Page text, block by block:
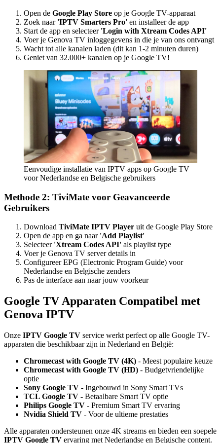
Open de Google Play Store op je Google TV-apparaat
Zoek naar 'IPTV Smarters Pro' en installeer de app
Start de app en selecteer 'Login with Xtream Codes API'
Voer je Genova TV inloggegevens in die je van ons ontvangt
Wacht tot alle kanalen laden (dit kan 1-2 minuten duren)
Geniet van 32.000+ kanalen op je Google TV!
Eenvoudige installatie van IPTV apps op Google TV
voor Nederlandse en Belgische gebruikers
Methode 2: TiviMate voor Geavanceerde
Gebruikers
Download TiviMate IPTV Player uit de Google Play Store
Open de app en ga naar 'Add Playlist'
Selecteer 'Xtream Codes API' als playlist type
Voer je Genova TV server details in
Configureer EPG (Electronic Program Guide) voor
Nederlandse en Belgische zenders
Pas de interface aan naar jouw voorkeur
Google TV Apparaten Compatibel met
Genova IPTV
Onze IPTV Google TV service werkt perfect op alle Google TV-
apparaten die beschikbaar zijn in Nederland en België:
Chromecast with Google TV (4K) - Meest populaire keuze
Chromecast with Google TV (HD) - Budgetvriendelijke
optie
Sony Google TV - Ingebouwd in Sony Smart TVs
TCL Google TV - Betaalbare Smart TV optie
Philips Google TV - Premium Smart TV ervaring
Nvidia Shield TV - Voor de ultieme prestaties
Alle apparaten ondersteunen onze 4K streams en bieden een soepele
IPTV Google TV ervaring met Nederlandse en Belgische content.